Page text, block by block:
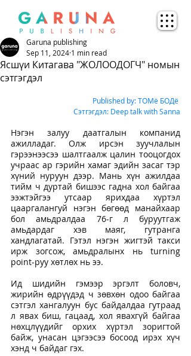
Ясшүи Китагава "ЖОЛООДОГЧ" номын
сэтгэгдэл
Garuna publishing
Sep 11, 2024 1 min read
Published by: ТОМё БОДё
Сэтгэгдэл: Deep talk with Sanna
Нэгэн залуу даатгалын компанид
ажилладаг. Олж ирсэн зуучлалын
гэрээнээсээ шалтгаалж цалин тооцогдох
учраас ар гэрийн хамаг эдийн засаг тэр
хүний нуруун дээр. Мань хүн ажилдаа
тийм ч дуртай бишээс гадна хол байгаа
ээжтэйгээ утсаар ярихдаа хүртэл
цааргалангуй нэгэн бөгөөд манайхаар
бол амьдралдаа 76-г л буруутгаж
амьдардаг хэв маяг, гутранга
хандлагатай. Гэтэл нэгэн жигтэй такси
ирж зогсож, амьдралынх нь turning
point-руу хөтлөх нь ээ.
Ид шидийн гэмээр эргэлт боловч,
жирийн өдрүүдэд ч зөвхөн одоо байгаа
сэтгэл хангалуун бус байдалдаа гутраад
л явах биш, гацаад, хол явахгүй байгаа
нөхцлүүдийг орхих хүртэл зоригтой
байж, унасан цэгээсээ босоод ирэх хүч
хэнд ч байдаг гэх.